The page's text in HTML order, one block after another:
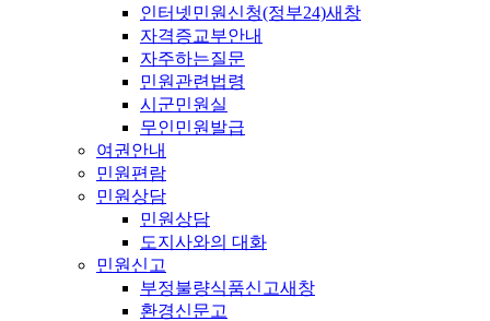
인터넷민원신청(정부24)새창
자격증교부안내
자주하는질문
민원관련법령
시군민원실
무인민원발급
여권안내
민원편람
민원상담
민원상담
도지사와의 대화
민원신고
부정불량식품신고새창
환경신문고